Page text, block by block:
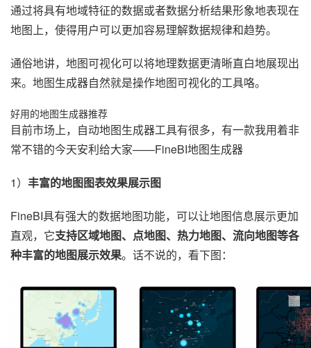
通过将具有地域特征的数据或者数据分析结果形象地表现在
地图上，使得用户可以更加容易理解数据规律和趋势。
通俗地讲，地图可视化可以将地理数据更清晰直白地展现出
来。地图生成器自然就是操作地图可视化的工具咯。
好用的地图生成器推荐
目前市场上，自动地图生成器工具有很多，有一款我用着非
常不错的今天安利给大家——FineBI地图生成器
1） 丰富的地图图表效果展示图
FineBI具有强大的数据地图功能，可以让地图信息展示更加
直观，它支持区域地图、点地图、热力地图、流向地图等各
种丰富的地图展示效果。话不说的，看下图：